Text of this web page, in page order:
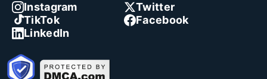
Instagram
Twitter
TikTok
Facebook
LinkedIn